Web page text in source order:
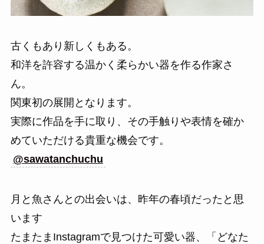
古くもあり新しくもある。
和洋を許容する温かく柔らかい器を作る作家さ
ん。
関東初の展開となります。
実際に作品を手に取り、その手触りや表情を確か
めていただける貴重な機会です。
@sawatanchuchu
月と魚さんとの出会いは、昨年の春頃だったと思
います
たまたまInstagramで見つけた可愛い器、「どなた